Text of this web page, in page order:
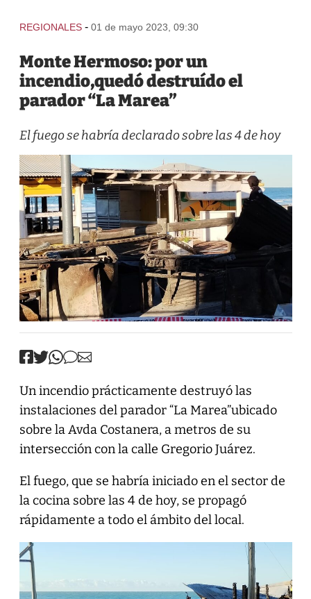
REGIONALES - 01 de mayo 2023, 09:30
Monte Hermoso: por un
incendio,quedó destruído el
parador “La Marea”
El fuego se habría declarado sobre las 4 de hoy
Un incendio prácticamente destruyó las
instalaciones del parador “La Marea”ubicado
sobre la Avda Costanera, a metros de su
intersección con la calle Gregorio Juárez.
El fuego, que se habría iniciado en el sector de
la cocina sobre las 4 de hoy, se propagó
rápidamente a todo el ámbito del local.